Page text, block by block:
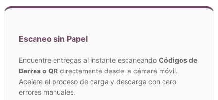
Escaneo sin Papel
Encuentre entregas al instante escaneando Códigos de
Barras o QR directamente desde la cámara móvil.
Acelere el proceso de carga y descarga con cero
errores manuales.